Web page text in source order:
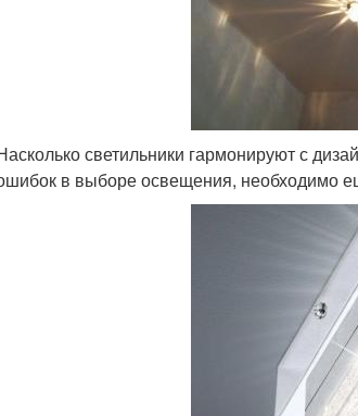
светильники гармонируют с
в выборе освещения, необходимо